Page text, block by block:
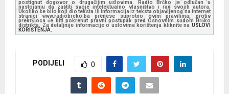
postignut dogovor o drugačijim uslovima. Radio Brčko je odlučan u
nastojanju da zaštiti svoje intelektualno vlasništvo i rad svojih autora.
Ukoliko se bilo koji dio teksta ili informacija iz teksta objavljenog na internet
stranici www.radiobrcko.ba prenese suprotno ovim pravilima, protiv
prekršioca će biti pokrenut pravni postupak pred Osnovnim sudom Brčko
distrikta. Za detaljnije informacije o uslovima korištenja kliknite na USLOVI
KORIŠTENJA.
PODIJELI 0